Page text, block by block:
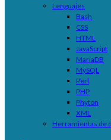
Lenguajes
Bash
CSS
HTML
JavaScript
MariaDB
MySQL
Perl
PHP
Phyton
XML
Herramientas de